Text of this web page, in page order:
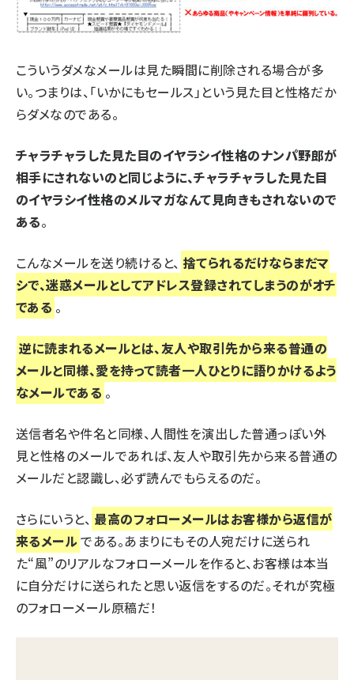
こういうダメなメールは見た瞬間に削除される場合が多
い。つまりは、「いかにもセールス」という見た目と性格だか
らダメなのである。
チャラチャラした見た目のイヤラシイ性格のナンパ野郎が
相手にされないのと同じように、チャラチャラした見た目
のイヤラシイ性格のメルマガなんて見向きもされないので
ある。
こんなメールを送り続けると、 捨てられるだけならまだマ
シで、迷惑メールとしてアドレス登録されてしまうのがオチ
である 。
逆に読まれるメールとは、友人や取引先から来る普通の
メールと同様、愛を持って読者一人ひとりに語りかけるよう
なメールである 。
送信者名や件名と同様、人間性を演出した普通っぽい外
見と性格のメールであれば、友人や取引先から来る普通の
メールだと認識し、必ず読んでもらえるのだ。
さらにいうと、 最高のフォローメールはお客様から返信が
来るメールである。あまりにもその人宛だけに送られ
た“風”のリアルなフォローメールを作ると、お客様は本当
に自分だけに送られたと思い返信をするのだ。それが究極
のフォローメール原稿だ！